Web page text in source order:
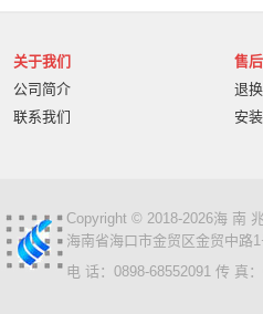
关于我们
公司简介
联系我们
售
退
安
Copyright © 2018-2026海 南
海南省海口市金贸区金贸中路
电 话：0898-68552091 传 真